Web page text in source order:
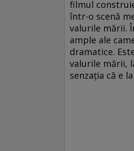
filmul
într-o scenă
valurile mării.
ample ale
dramatice.
valurile mării,
senzaţia că e